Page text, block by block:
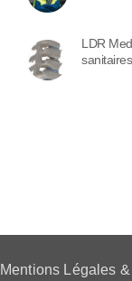
LDR
Mentions Légales